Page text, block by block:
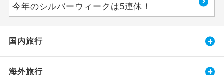
今年のシルバーウィークは5連休！
国内旅行
海外旅行